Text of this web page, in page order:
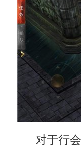
对于行会